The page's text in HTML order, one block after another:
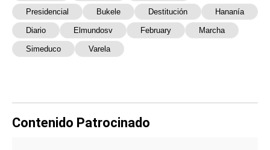
Presidencial Bukele Destitución Hananía
Diario Elmundosv February Marcha
Simeduco Varela
Contenido Patrocinado